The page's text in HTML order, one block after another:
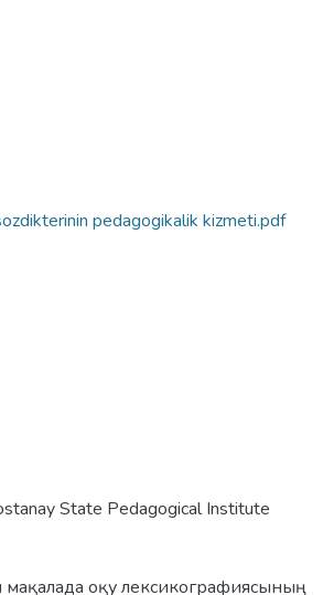
pedagogikalik kizmeti.pdf
State Pedagogical Institute
оқу лексикографиясының